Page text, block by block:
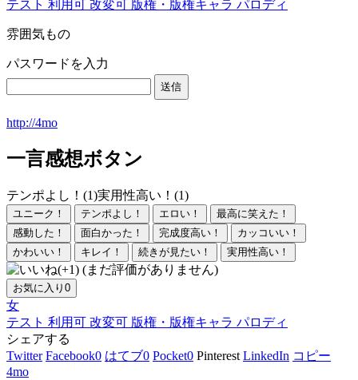
テスト 利用可 改変可 版権・版権キャラ パロディ
雰囲気もの
パスワードを入力
http://4mo
一言感想ボタン
テンポよし！(1)実用性高い！(1)
ユニーク！ テンポよし！ エロい！
最高に笑えた！
感動した！
面白かった！ 完成度高い！
カッコいい！
かわいい！
キレイ！ 続きが見たい！ 実用性高い！
(まだ評価がありません)
お気に入り 0
女
テスト 利用可 改変可 版権・版権キャラ パロディ
シェアする
Twitter Facebook0 はてブ0 Pocket0 Pinterest LinkedIn コピー
4mo